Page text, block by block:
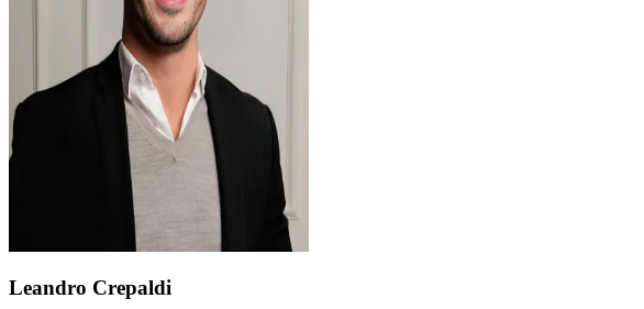
Leandro Crepaldi